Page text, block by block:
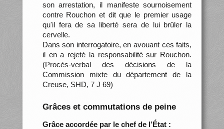
son arrestation, il manifeste sournoisement
contre Rouchon et dit que le premier usage
qu'il fera de sa liberté sera de lui brûler la
cervelle.
Dans son interrogatoire, en avouant ces faits,
il en a rejeté la responsabilité sur Rouchon.
(Procès-verbal des décisions de la
Commission mixte du département de la
Creuse, SHD, 7 J 69)
Grâces et commutations de peine
Grâce accordée par le chef de l’État :